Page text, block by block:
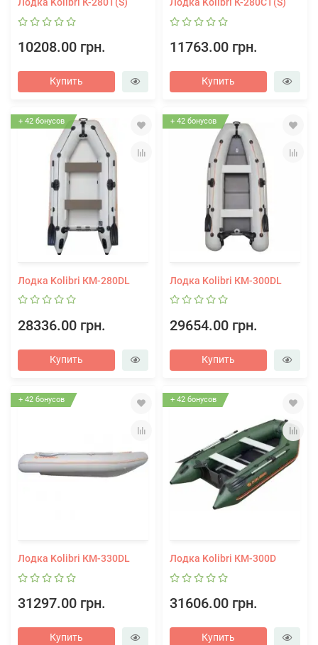
Лодка Kolibri К-280T(S)
10208.00 грн.
Купить
Лодка Kolibri К-280СT(S)
11763.00 грн.
Купить
+ 42 бонусов
Лодка Kolibri КМ-280DL
28336.00 грн.
Купить
+ 42 бонусов
Лодка Kolibri КМ-300DL
29654.00 грн.
Купить
+ 42 бонусов
Лодка Kolibri КМ-330DL
31297.00 грн.
Купить
+ 42 бонусов
Лодка Kolibri КМ-300D
31606.00 грн.
Купить